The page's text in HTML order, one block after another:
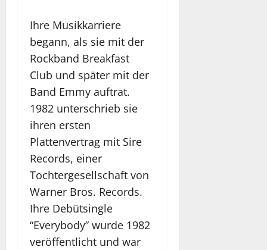
Ihre Musikkarriere
begann, als sie mit der
Rockband Breakfast
Club und später mit der
Band Emmy auftrat.
1982 unterschrieb sie
ihren ersten
Plattenvertrag mit Sire
Records, einer
Tochtergesellschaft von
Warner Bros. Records.
Ihre Debütsingle
“Everybody” wurde 1982
veröffentlicht und war